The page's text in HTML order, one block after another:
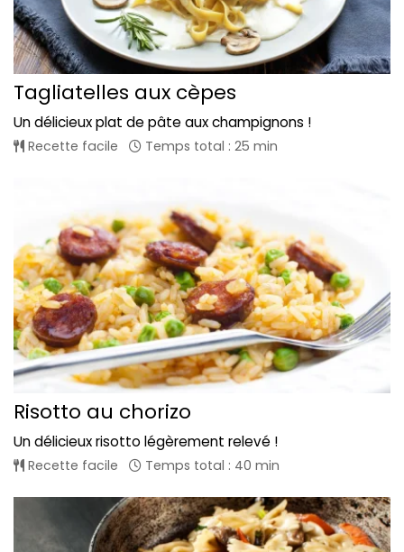
Tagliatelles aux cèpes
Un délicieux plat de pâte aux champignons !
Recette facile Temps total : 25 min
Risotto au chorizo
Un délicieux risotto légèrement relevé !
Recette facile Temps total : 40 min